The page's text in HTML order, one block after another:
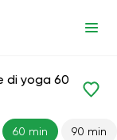
di yoga 60
60 min 90 min